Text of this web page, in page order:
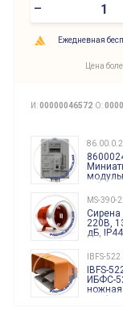
–
Ежедневная
Цена
И:00000046572 О:
240
Finder
MS-390-
Сирена
220В,
дБ,
Вольт
IBFS-
IBFS-
ИБФС-
двойная,